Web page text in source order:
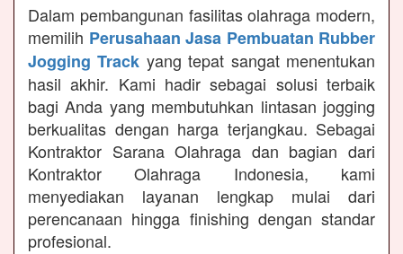
Dalam pembangunan fasilitas olahraga modern,
memilih Perusahaan Jasa Pembuatan Rubber
Jogging Track yang tepat sangat menentukan
hasil akhir. Kami hadir sebagai solusi terbaik
bagi Anda yang membutuhkan lintasan jogging
berkualitas dengan harga terjangkau. Sebagai
Kontraktor Sarana Olahraga dan bagian dari
Kontraktor Olahraga Indonesia, kami
menyediakan layanan lengkap mulai dari
perencanaan hingga finishing dengan standar
profesional.